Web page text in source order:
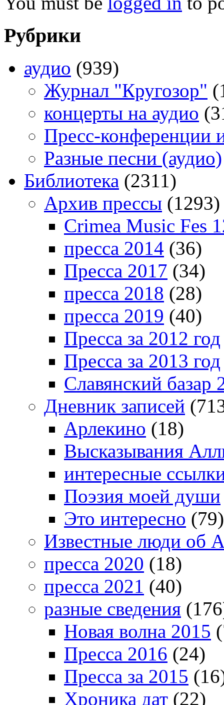
Рубрики
аудио (939)
Журнал "Кругозор"
концерты на аудио
Пресс-конференции
Разные песни (аудио)
Библиотека (2311)
Архив прессы (1293)
Crimea Music Fes
пресса 2014 (36)
Пресса 2017 (34)
пресса 2018 (28)
пресса 2019 (40)
Пресса за 2012 год
Пресса за 2013 год
Славянский базар
Дневник записей
Арлекино (18)
Высказывания
интересные
Поэзия моей души
Это интересно (79)
Известные люди об
пресса 2020 (18)
пресса 2021 (40)
разные сведения
Новая волна 2015
Пресса 2016 (24)
Пресса за 2015
Хроника дат (22)